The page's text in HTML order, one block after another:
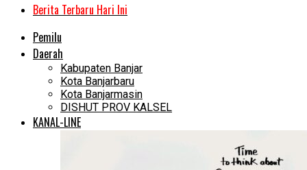
Berita Terbaru Hari Ini
Pemilu
Daerah
Kabupaten Banjar
Kota Banjarbaru
Kota Banjarmasin
DISHUT PROV KALSEL
KANAL-LINE